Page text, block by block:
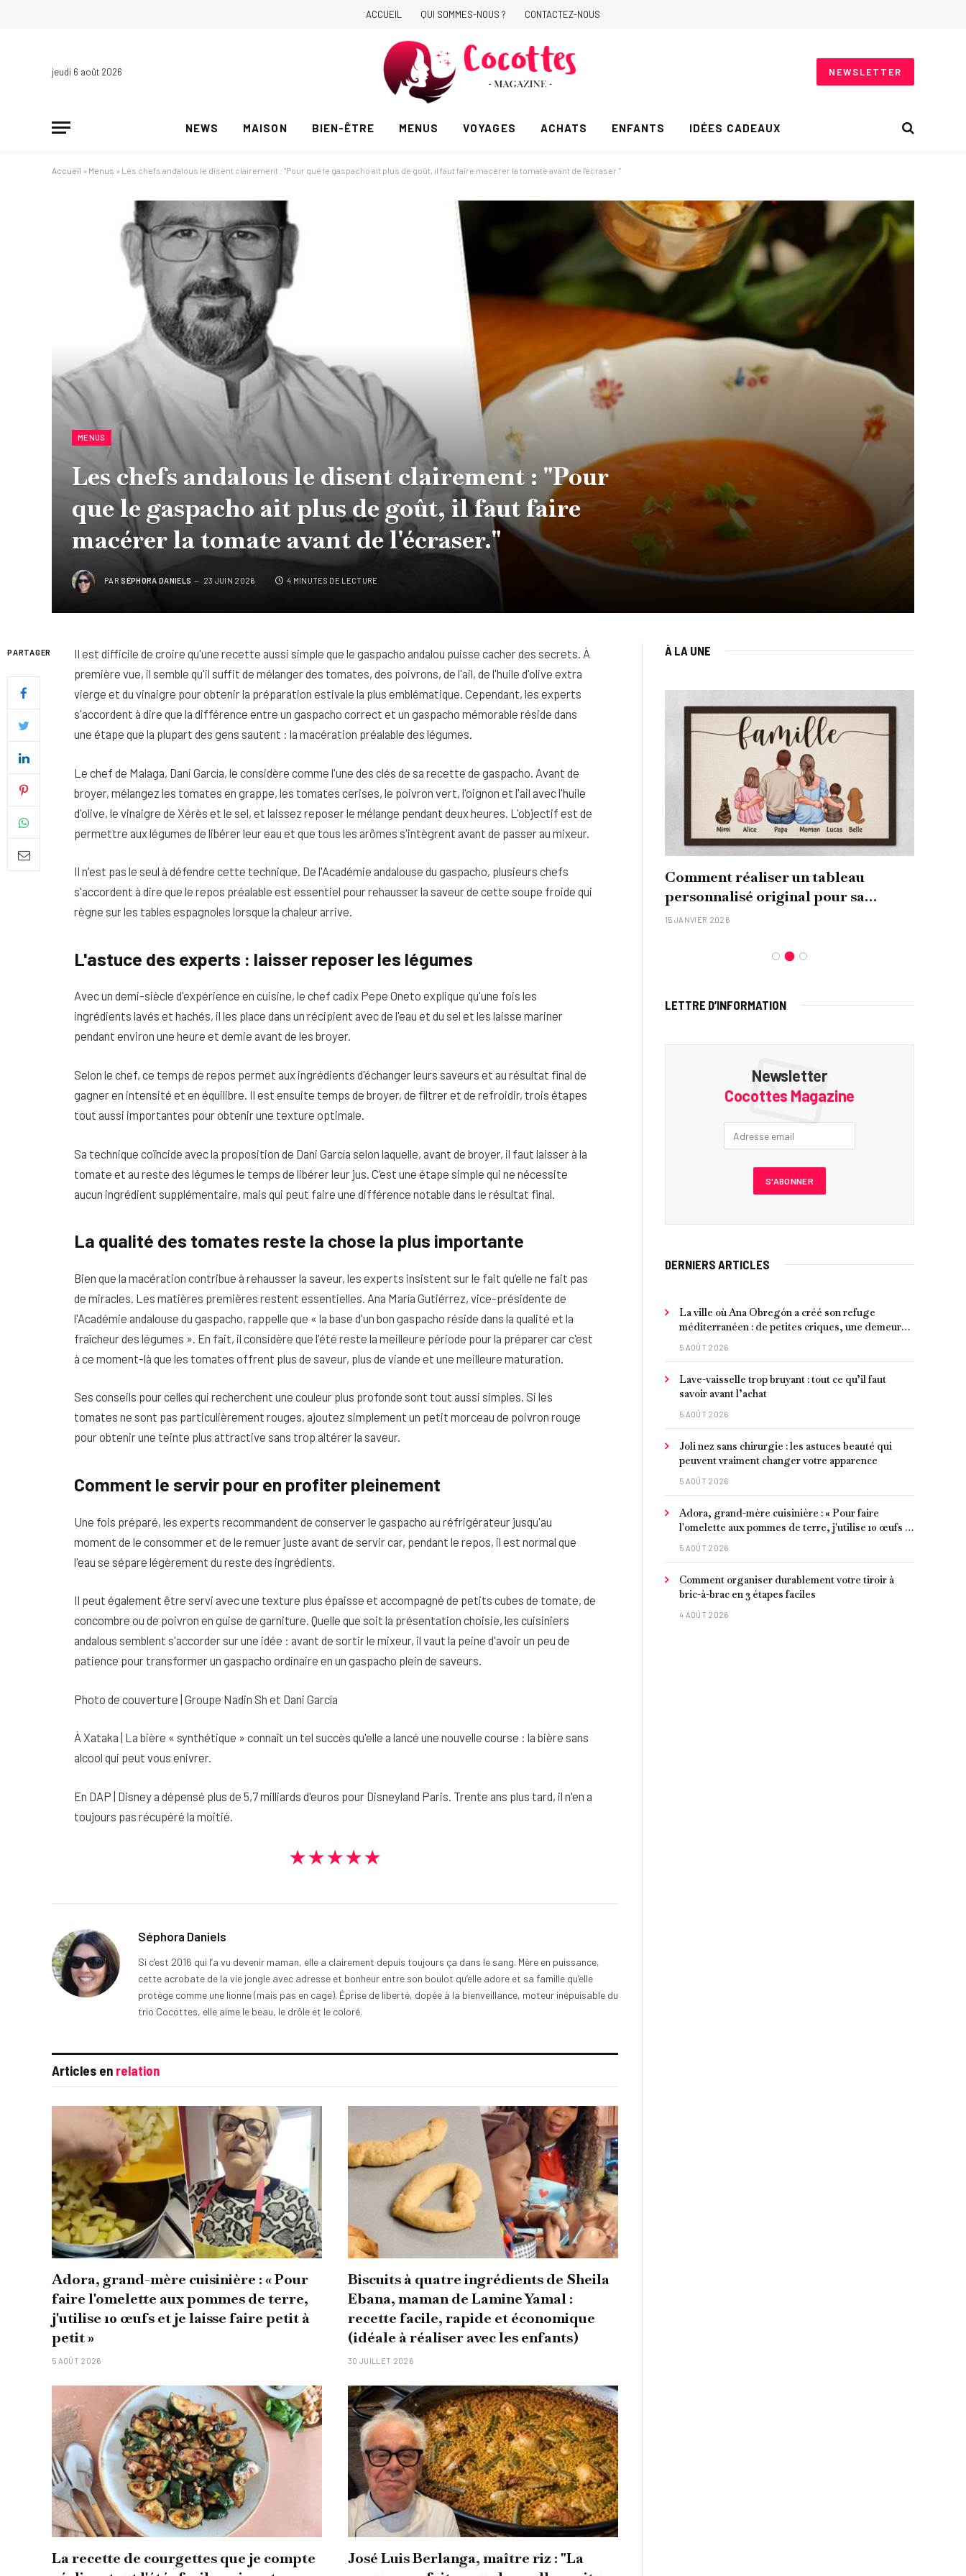
ACCUEIL QUI SOMMES-NOUS ? CONTACTEZ-NOUS
jeudi 6 août 2026 NEWSLETTER
NEWS MAISON BIEN-ÊTRE MENUS VOYAGES ACHATS ENFANTS IDÉES CADEAUX
Accueil » Menus » Les chefs andalous le disent clairement : "Pour que le gaspacho ait plus de goût, il faut faire macérer la tomate avant de l'écraser."
MENUS
Les chefs andalous le disent clairement : "Pour
que le gaspacho ait plus de goût, il faut faire
macérer la tomate avant de l'écraser."
PAR SÉPHORA DANIELS 23 JUIN 2026 4 MINUTES DE LECTURE
PARTAGER
Il est difficile de croire qu'une recette aussi simple que le gaspacho andalou puisse cacher des secrets. À
première vue, il semble qu'il suffit de mélanger des tomates, des poivrons, de l'ail, de l'huile d'olive extra
vierge et du vinaigre pour obtenir la préparation estivale la plus emblématique. Cependant, les experts
s'accordent à dire que la différence entre un gaspacho correct et un gaspacho mémorable réside dans
une étape que la plupart des gens sautent : la macération préalable des légumes.
Le chef de Malaga, Dani García, le considère comme l'une des clés de sa recette de gaspacho. Avant de
broyer, mélangez les tomates en grappe, les tomates cerises, le poivron vert, l'oignon et l'ail avec l'huile
d'olive, le vinaigre de Xérès et le sel, et laissez reposer le mélange pendant deux heures. L'objectif est de
permettre aux légumes de libérer leur eau et que tous les arômes s'intègrent avant de passer au mixeur.
Il n'est pas le seul à défendre cette technique. De l'Académie andalouse du gaspacho, plusieurs chefs
s'accordent à dire que le repos préalable est essentiel pour rehausser la saveur de cette soupe froide qui
règne sur les tables espagnoles lorsque la chaleur arrive.
L'astuce des experts : laisser reposer les légumes
Avec un demi-siècle d'expérience en cuisine, le chef cadix Pepe Oneto explique qu'une fois les
ingrédients lavés et hachés, il les place dans un récipient avec de l'eau et du sel et les laisse mariner
pendant environ une heure et demie avant de les broyer.
Selon le chef, ce temps de repos permet aux ingrédients d'échanger leurs saveurs et au résultat final de
gagner en intensité et en équilibre. Il est ensuite temps de broyer, de filtrer et de refroidir, trois étapes
tout aussi importantes pour obtenir une texture optimale.
Sa technique coïncide avec la proposition de Dani García selon laquelle, avant de broyer, il faut laisser à la
tomate et au reste des légumes le temps de libérer leur jus. C’est une étape simple qui ne nécessite
aucun ingrédient supplémentaire, mais qui peut faire une différence notable dans le résultat final.
La qualité des tomates reste la chose la plus importante
Bien que la macération contribue à rehausser la saveur, les experts insistent sur le fait qu’elle ne fait pas
de miracles. Les matières premières restent essentielles. Ana María Gutiérrez, vice-présidente de
l'Académie andalouse du gaspacho, rappelle que « la base d'un bon gaspacho réside dans la qualité et la
fraîcheur des légumes ». En fait, il considère que l'été reste la meilleure période pour la préparer car c'est
à ce moment-là que les tomates offrent plus de saveur, plus de viande et une meilleure maturation.
Ses conseils pour celles qui recherchent une couleur plus profonde sont tout aussi simples. Si les
tomates ne sont pas particulièrement rouges, ajoutez simplement un petit morceau de poivron rouge
pour obtenir une teinte plus attractive sans trop altérer la saveur.
Comment le servir pour en profiter pleinement
Une fois préparé, les experts recommandent de conserver le gaspacho au réfrigérateur jusqu'au
moment de le consommer et de le remuer juste avant de servir car, pendant le repos, il est normal que
l'eau se sépare légèrement du reste des ingrédients.
Il peut également être servi avec une texture plus épaisse et accompagné de petits cubes de tomate, de
concombre ou de poivron en guise de garniture. Quelle que soit la présentation choisie, les cuisiniers
andalous semblent s'accorder sur une idée : avant de sortir le mixeur, il vaut la peine d'avoir un peu de
patience pour transformer un gaspacho ordinaire en un gaspacho plein de saveurs.
Photo de couverture | Groupe Nadin Sh et Dani García
À Xataka | La bière « synthétique » connaît un tel succès qu'elle a lancé une nouvelle course : la bière sans
alcool qui peut vous enivrer.
En DAP | Disney a dépensé plus de 5,7 milliards d'euros pour Disneyland Paris. Trente ans plus tard, il n'en a
toujours pas récupéré la moitié.
★★★★★
Séphora Daniels
Si c’est 2016 qui l’a vu devenir maman, elle a clairement depuis toujours ça dans le sang. Mère en puissance,
cette acrobate de la vie jongle avec adresse et bonheur entre son boulot qu’elle adore et sa famille qu’elle
protège comme une lionne (mais pas en cage). Éprise de liberté, dopée à la bienveillance, moteur inépuisable du
trio Cocottes, elle aime le beau, le drôle et le coloré.
Articles en relation
Adora, grand-mère cuisinière : « Pour
faire l'omelette aux pommes de terre,
j'utilise 10 œufs et je laisse faire petit à
petit »
5 AOÛT 2026
Biscuits à quatre ingrédients de Sheila
Ebana, maman de Lamine Yamal :
recette facile, rapide et économique
(idéale à réaliser avec les enfants)
30 JUILLET 2026
La recette de courgettes que je compte
José Luis Berlanga, maître riz : "La
À LA UNE
Quel soin adopter pour une peau
uniforme et lumineuse
26 NOVEMBRE 2025
Peau sèche et sensible : quels soins
utiliser pour ne pas l’irriter ?
Comment réaliser un tableau
personnalisé original pour sa
famille ?
15 JANVIER 2026
LETTRE D’INFORMATION
Newsletter
Cocottes Magazine
DERNIERS ARTICLES
La ville où Ana Obregón a créé son refuge
méditerranéen : de petites criques, une demeure
de millionnaire face à la mer et les meilleurs fruits
5 AOÛT 2026
Lave-vaisselle trop bruyant : tout ce qu’il faut
savoir avant l’achat
5 AOÛT 2026
Joli nez sans chirurgie : les astuces beauté qui
peuvent vraiment changer votre apparence
5 AOÛT 2026
Adora, grand-mère cuisinière : « Pour faire
l'omelette aux pommes de terre, j'utilise 10 œufs et
je laisse faire petit à petit »
5 AOÛT 2026
Comment organiser durablement votre tiroir à
bric-à-brac en 3 étapes faciles
4 AOÛT 2026